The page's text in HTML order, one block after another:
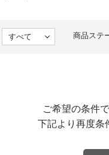
商品ステ
ご希望の条件
下記より再度条